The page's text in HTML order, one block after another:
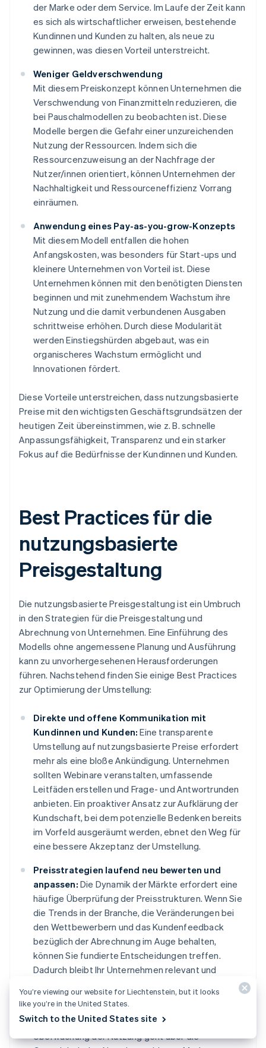
der Marke oder dem Service. Im Laufe der Zeit kann
es sich als wirtschaftlicher erweisen, bestehende
Kundinnen und Kunden zu halten, als neue zu
gewinnen, was diesen Vorteil unterstreicht.
Weniger Geldverschwendung
Mit diesem Preiskonzept können Unternehmen die
Verschwendung von Finanzmitteln reduzieren, die
bei Pauschalmodellen zu beobachten ist. Diese
Modelle bergen die Gefahr einer unzureichenden
Nutzung der Ressourcen. Indem sich die
Ressourcenzuweisung an der Nachfrage der
Nutzer/innen orientiert, können Unternehmen der
Nachhaltigkeit und Ressourceneffizienz Vorrang
einräumen.
Anwendung eines Pay-as-you-grow-Konzepts
Mit diesem Modell entfallen die hohen
Anfangskosten, was besonders für Start-ups und
kleinere Unternehmen von Vorteil ist. Diese
Unternehmen können mit den benötigten Diensten
beginnen und mit zunehmendem Wachstum ihre
Nutzung und die damit verbundenen Ausgaben
schrittweise erhöhen. Durch diese Modularität
werden Einstiegshürden abgebaut, was ein
organischeres Wachstum ermöglicht und
Innovationen fördert.
Diese Vorteile unterstreichen, dass nutzungsbasierte
Preise mit den wichtigsten Geschäftsgrundsätzen der
heutigen Zeit übereinstimmen, wie z. B. schnelle
Anpassungsfähigkeit, Transparenz und ein starker
Fokus auf die Bedürfnisse der Kundinnen und Kunden.
Best Practices für die
nutzungsbasierte
Preisgestaltung
Die nutzungsbasierte Preisgestaltung ist ein Umbruch
in den Strategien für die Preisgestaltung und
Abrechnung von Unternehmen. Eine Einführung des
Modells ohne angemessene Planung und Ausführung
kann zu unvorhergesehenen Herausforderungen
führen. Nachstehend finden Sie einige Best Practices
zur Optimierung der Umstellung:
Direkte und offene Kommunikation mit
Kundinnen und Kunden: Eine transparente
Umstellung auf nutzungsbasierte Preise erfordert
mehr als eine bloße Ankündigung. Unternehmen
sollten Webinare veranstalten, umfassende
Leitfäden erstellen und Frage- und Antwortrunden
anbieten. Ein proaktiver Ansatz zur Aufklärung der
Kundschaft, bei dem potenzielle Bedenken bereits
im Vorfeld ausgeräumt werden, ebnet den Weg für
eine bessere Akzeptanz der Umstellung.
Preisstrategien laufend neu bewerten und
anpassen: Die Dynamik der Märkte erfordert eine
häufige Überprüfung der Preisstrukturen. Wenn Sie
die Trends in der Branche, die Veränderungen bei
den Wettbewerbern und das Kundenfeedback
bezüglich der Abrechnung im Auge behalten,
können Sie fundierte Entscheidungen treffen.
Dadurch bleibt Ihr Unternehmen relevant und
Umfassende Lösungen für die
Nutzungsüberwachung: Die Präzision bei der
Überwachung der Nutzung geht über die
You’re viewing our website for Liechtenstein, but it looks
like you’re in the United States.
Switch to the United States site